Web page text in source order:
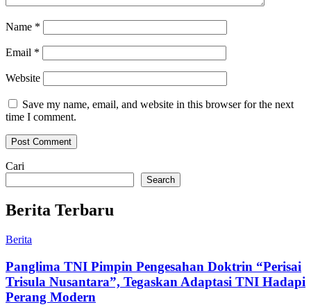
Name *
Email *
Website
Save my name, email, and website in this browser for the next
time I comment.
Cari
Search
Berita Terbaru
Berita
Panglima TNI Pimpin Pengesahan Doktrin “Perisai
Trisula Nusantara”, Tegaskan Adaptasi TNI Hadapi
Perang Modern